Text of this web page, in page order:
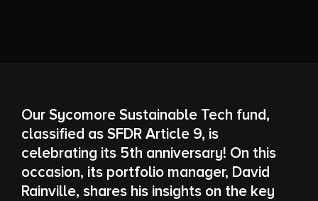
Our Sycomore Sustainable Tech fund,
classified as SFDR Article 9, is
celebrating its 5th anniversary! On this
occasion, its portfolio manager, David
Rainville, shares his insights on the key